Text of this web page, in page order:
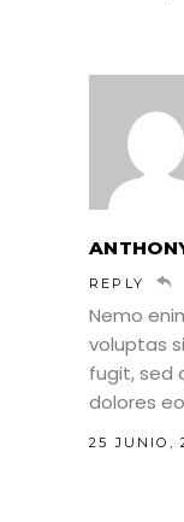
REPLY
Nemo
voluptas
fugit, sed
dolores
25 JUNIO,